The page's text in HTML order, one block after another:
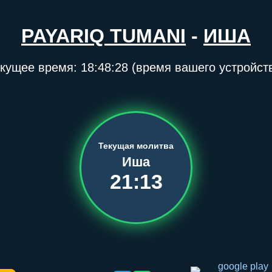
PAYARIQ TUMANI - ИША
время: 18:48:28(время вашего
Текущая молитва
Иша
21:13